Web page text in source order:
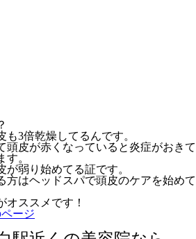
3倍乾燥してるんです。
頭皮が赤くなっていると炎症がおきて
。
弱り始めてる証です。
方はヘッドスパで頭皮のケアを始めて
オススメです！
ージ